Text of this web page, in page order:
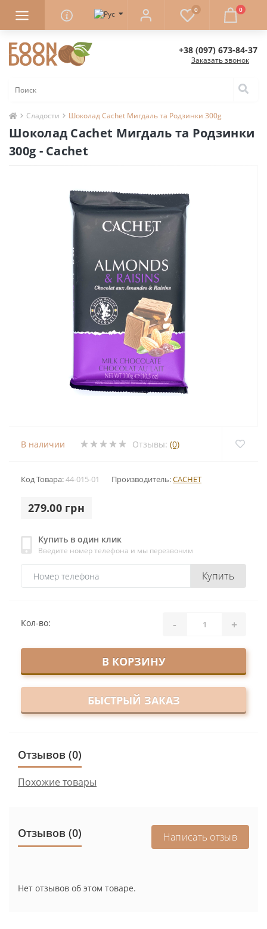
0 0
+38 (097) 673-84-37
Заказать звонок
Сладости Шоколад Cachet Мигдаль та Родзинки 300g
Шоколад Cachet Мигдаль та Родзинки
300g - Cachet
В наличии Отзывы: (0)
Код Товара:44-015-01 Производитель:CACHET
279.00 грн
Купить в один клик
Введите номер телефона и мы перезвоним
Купить
Кол-во: - +
В КОРЗИНУ
БЫСТРЫЙ ЗАКАЗ
Отзывов (0)
Похожие товары
Отзывов (0) Написать отзыв
Нет отзывов об этом товаре.